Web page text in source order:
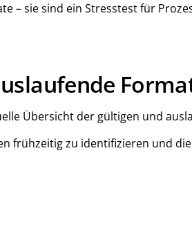
– sie sind ein Stresstest für
Übersicht der gültigen und
frühzeitig zu identifizieren und